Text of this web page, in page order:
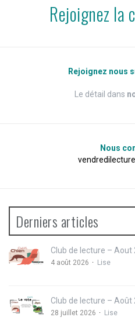
Rejoignez la
Rejoignez nous
Le détail dans
Nous
Derniers articles
Club de lecture – Aout
4 août 2026 Lise
Club de lecture –
28 juillet 2026 Lise